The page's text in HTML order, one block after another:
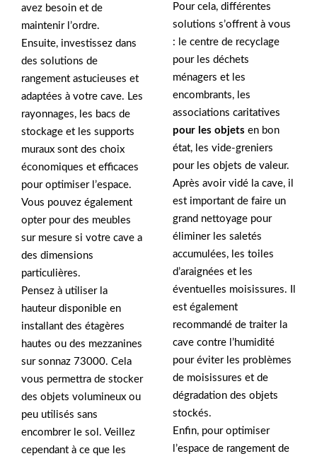
avez besoin et de
maintenir l’ordre.
Ensuite, investissez dans
des solutions de
rangement astucieuses et
adaptées à votre cave. Les
rayonnages, les bacs de
stockage et les supports
muraux sont des choix
économiques et efficaces
pour optimiser l’espace.
Vous pouvez également
opter pour des meubles
sur mesure si votre cave a
des dimensions
particulières.
Pensez à utiliser la
hauteur disponible en
installant des étagères
hautes ou des mezzanines
sur sonnaz 73000. Cela
vous permettra de stocker
des objets volumineux ou
peu utilisés sans
encombrer le sol. Veillez
cependant à ce que les
Pour cela, différentes
solutions s’offrent à vous
: le centre de recyclage
pour les déchets
ménagers et les
encombrants, les
associations caritatives
pour les objets en bon
état, les vide-greniers
pour les objets de valeur.
Après avoir vidé la cave, il
est important de faire un
grand nettoyage pour
éliminer les saletés
accumulées, les toiles
d’araignées et les
éventuelles moisissures. Il
est également
recommandé de traiter la
cave contre l’humidité
pour éviter les problèmes
de moisissures et de
dégradation des objets
stockés.
Enfin, pour optimiser
l’espace de rangement de